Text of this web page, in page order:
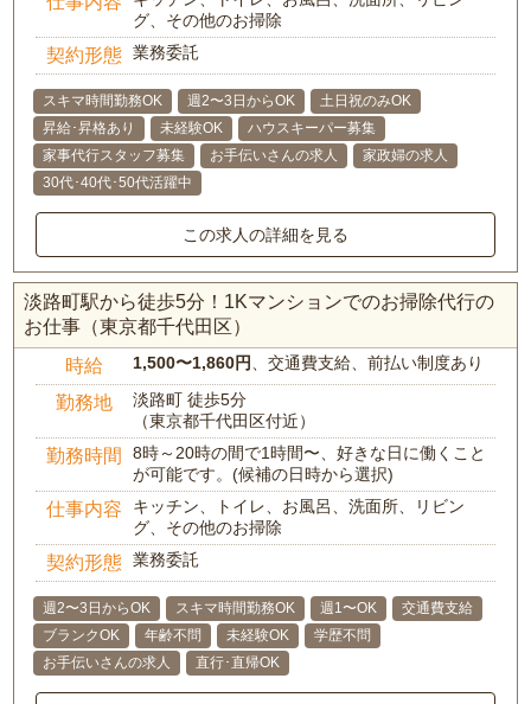
グ、その他のお掃除
契約形態 業務委託
スキマ時間勤務OK 週2〜3日からOK
土日祝のみOK
昇給･昇格あり
未経験OK
ハウスキーパー募集
家事代行スタッフ募集
お手伝いさんの求人
家政婦の求人
30代･40代･50代活躍中
この求人の詳細を見る
淡路町駅から徒歩5分！1Kマンションでのお掃除代行の
お仕事（東京都千代田区）
時給 1,500〜1,860円、交通費支給、前払い制度あり
勤務地
淡路町 徒歩5分
（東京都千代田区付近）
勤務時間
8時～20時の間で1時間〜、好きな日に働くこと
が可能です。(候補の日時から選択)
仕事内容
キッチン、トイレ、お風呂、洗面所、リビン
グ、その他のお掃除
契約形態 業務委託
週2〜3日からOK スキマ時間勤務OK 週1〜OK
交通費支給
ブランクOK
年齢不問 未経験OK
学歴不問
お手伝いさんの求人
直行･直帰OK